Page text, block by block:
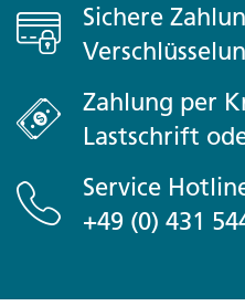
Sichere
Zahlung per
Lastschrift
Service
+49 (0) 431